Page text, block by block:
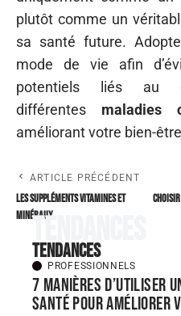
plutôt comme un
sa santé future.
mode de vie afin
potentiels liés au
différentes maladies
améliorant votre bien-
ARTICLE PRÉCÉDENT
Les suppléments vitamines et
minéraux
Tendances
Tendances
PROFESSIONNELS
7 manières d’utiliser
santé pour améliorer